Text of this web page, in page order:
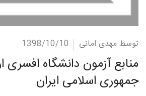
ادامه مطلب توسط مهدی امانی 1398/10/10
منابع آزمون دانشگاه افسری
جمهوری اسلامی ایران